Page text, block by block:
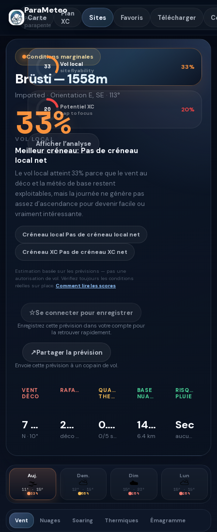
ParaMeteo
Prévision
parapente
Carte
Plan
XC
Sites Favoris Télécharger
Conditions marginales
Brüsti—1558m
Imported · Orientation E, SE · 113°
33%
VOL LOCAL
Meilleur créneau: Pas de créneau
local net
Le vol local atteint 33% parce que le vent au
déco et la météo de base restent
exploitables, mais la journée ne génère pas
assez d’ascendance pour devenir facile ou
vraiment intéressante.
Créneau local Pas de créneau local net
Créneau XC Pas de créneau XC net
Estimation basée sur les prévisions — pas une
autorisation de vol. Vérifiez toujours les conditions
réelles sur place. Comment lire les scores
☆Se connecter pour enregistrer
Enregistrez cette prévision dans votre compte pour
la retrouver rapidement.
↗Partager la prévision
Envoie cette prévision à un copain de vol.
33 Vol local
site flyability 33%
20 Potentiel XC
tap to focus 20%
Afficher l’analyse
VENT
DÉCO
7 km/h
N · 10°
RAFALES
27 km/h
déco plus rugueux
QUALITÉ
THERMIQUE
0.1 m/s
0/5 soutien d’ascendance
BASE
NUAGEUSE
143 m
6.4 km
RISQUE
PLUIE
Sec
aucun signal
Auj.
🌫
11° · 15°
33%
Dem.
⛅
12° · 19°
55%
Dim
☁️
15° · 23°
25%
Lun
⛅
15° · 19°
25%
Vent Nuages Soaring Thermiques Émagramme